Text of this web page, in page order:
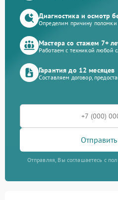
Диагностика и осмотр
Определим причину поломки
Мастера со стажем 7+
Работаем с техникой любой
Гарантия до 12 месяцев
Составляем договор,
Отправляя, Вы соглашаетесь с